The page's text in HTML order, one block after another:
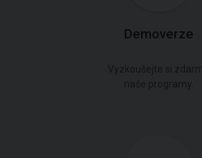
Demoverze